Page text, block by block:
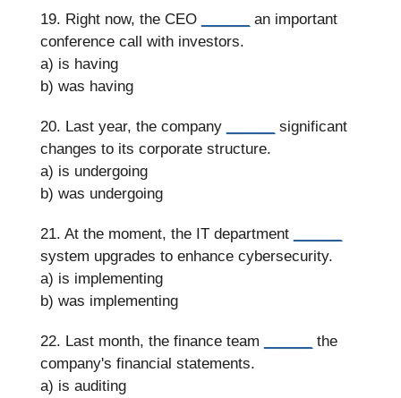
19. Right now, the CEO
an important
conference call with investors.
a) is having
b) was having
20. Last year, the company
significant
changes to its corporate structure.
a) is undergoing
b) was undergoing
21. At the moment, the IT department
system upgrades to enhance cybersecurity.
a) is implementing
b) was implementing
22. Last month, the finance team
the
company's financial statements.
a) is auditing